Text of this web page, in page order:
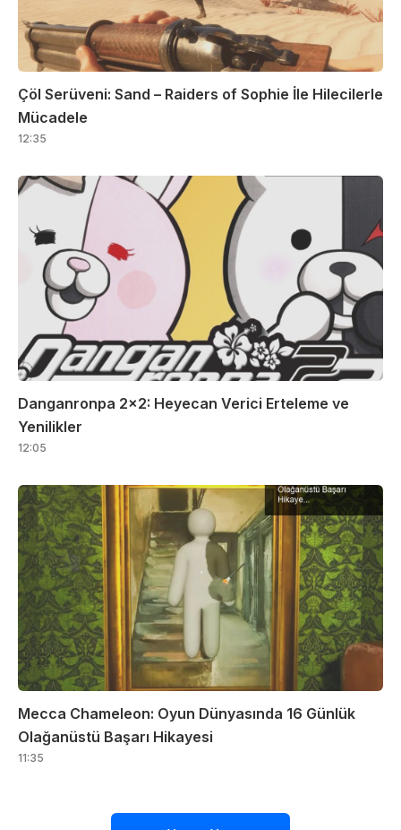
Çöl Serüveni: Sand – Raiders of Sophie İle Hilecilerle
Mücadele
12:35
Danganronpa 2×2: Heyecan Verici Erteleme ve
Yenilikler
12:05
Mecca Chameleon: Oyun Dünyasında 16 Günlük
Olağanüstü Başarı Hikayesi
11:35